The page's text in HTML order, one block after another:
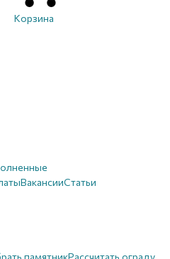
Корзина
ВакансииСтатьи
памятникРассчитать ограду